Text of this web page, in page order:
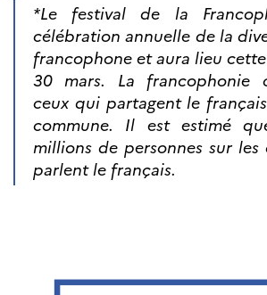
*Le festival de la
célébration annuelle de la
francophone et aura lieu
30 mars. La francophonie
ceux qui partagent le
commune. Il est estimé
millions de personnes sur
parlent le français.